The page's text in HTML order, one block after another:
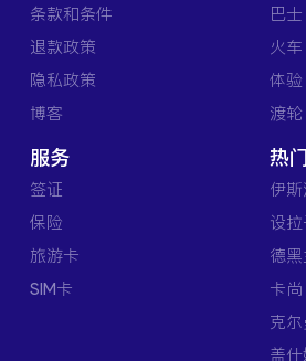
条款和条件
退款政策
隐私政策
博客
巴士
火车
体验
渡轮
服务
签证
保险
旅游卡
SIM卡
热
伊
设拉
德黑
卡尚
克尔
盖什